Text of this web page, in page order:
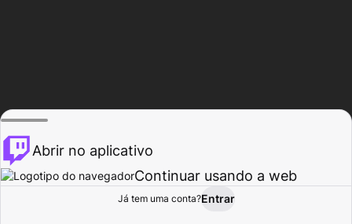
Procurar Atividade
Abrir no aplicativo
Continuar usando a web
Já tem uma conta?Entrar